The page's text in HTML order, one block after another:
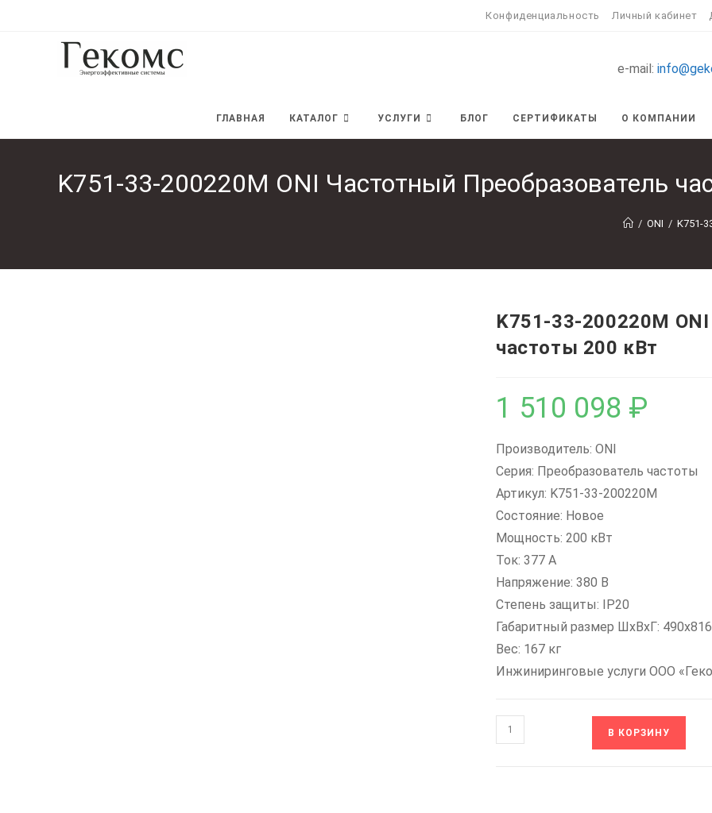
содержимому
Конфиденциальность Личный кабинет
e-mail:
ГЛАВНАЯ КАТАЛОГ УСЛУГИ БЛОГ СЕРТИФИКАТЫ О КОМПАНИИ
K751-33-200220M ONI Частотный Преобразователь
/ ONI / K751-
K751-33-200220M
частоты 200 кВт
1 510 098 ₽
Производитель: ONI
Серия: Преобразователь частоты
Артикул: K751-33-200220M
Состояние: Новое
Мощность: 200 кВт
Ток: 377 А
Напряжение: 380 В
Степень защиты: IP20
Габаритный размер ШхВхГ:
Вес: 167 кг
Инжиниринговые услуги ООО
Количество
товара
В КОРЗИНУ